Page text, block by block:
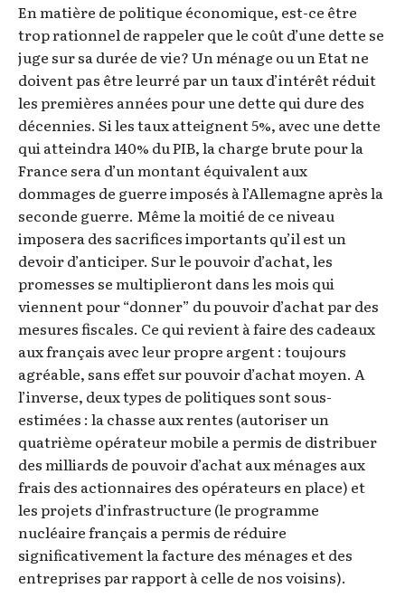
En matière de politique économique, est-ce être
trop rationnel de rappeler que le coût d’une dette se
juge sur sa durée de vie? Un ménage ou un Etat ne
doivent pas être leurré par un taux d’intérêt réduit
les premières années pour une dette qui dure des
décennies. Si les taux atteignent 5%, avec une dette
qui atteindra 140% du PIB, la charge brute pour la
France sera d’un montant équivalent aux
dommages de guerre imposés à l’Allemagne après la
seconde guerre. Même la moitié de ce niveau
imposera des sacrifices importants qu’il est un
devoir d’anticiper. Sur le pouvoir d’achat, les
promesses se multiplieront dans les mois qui
viennent pour “donner” du pouvoir d’achat par des
mesures fiscales. Ce qui revient à faire des cadeaux
aux français avec leur propre argent : toujours
agréable, sans effet sur pouvoir d’achat moyen. A
l’inverse, deux types de politiques sont sous-
estimées : la chasse aux rentes (autoriser un
quatrième opérateur mobile a permis de distribuer
des milliards de pouvoir d’achat aux ménages aux
frais des actionnaires des opérateurs en place) et
les projets d’infrastructure (le programme
nucléaire français a permis de réduire
significativement la facture des ménages et des
entreprises par rapport à celle de nos voisins).